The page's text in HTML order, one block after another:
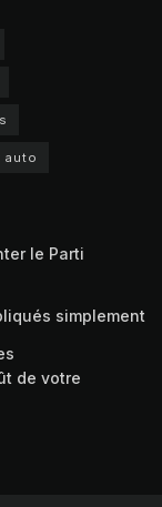
auto
le Parti
simplement
de votre